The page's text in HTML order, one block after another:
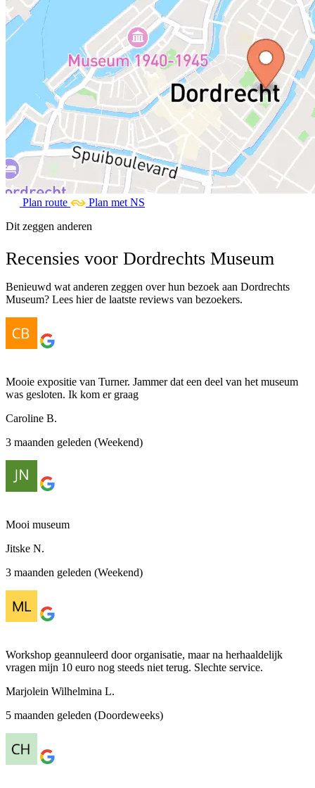
Plan route
Plan met NS
Dit zeggen anderen
Recensies voor Dordrechts Museum
Benieuwd wat anderen zeggen over hun bezoek aan Dordrechts
Museum? Lees hier de laatste reviews van bezoekers.
Mooie expositie van Turner. Jammer dat een deel van het museum
was gesloten. Ik kom er graag
Caroline B.
3 maanden geleden (Weekend)
Mooi museum
Jitske N.
3 maanden geleden (Weekend)
Workshop geannuleerd door organisatie, maar na herhaaldelijk
vragen mijn 10 euro nog steeds niet terug. Slechte service.
Marjolein Wilhelmina L.
5 maanden geleden (Doordeweeks)